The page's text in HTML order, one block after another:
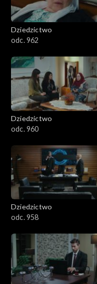
Dziedzictwo
odc. 962
Dziedzictwo
odc. 960
Dziedzictwo
odc. 958